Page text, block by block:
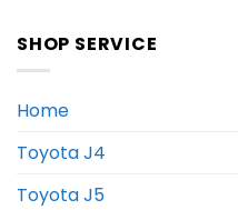
SHOP SERVICE
Home
Toyota J4
Toyota J5